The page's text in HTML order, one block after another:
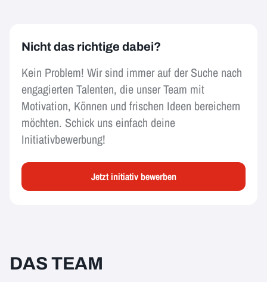
Nicht das richtige dabei?
Kein Problem! Wir sind immer auf der Suche nach
engagierten Talenten, die unser Team mit
Motivation, Können und frischen Ideen bereichern
möchten. Schick uns einfach deine
Initiativbewerbung!
Jetzt initiativ bewerben
DAS TEAM